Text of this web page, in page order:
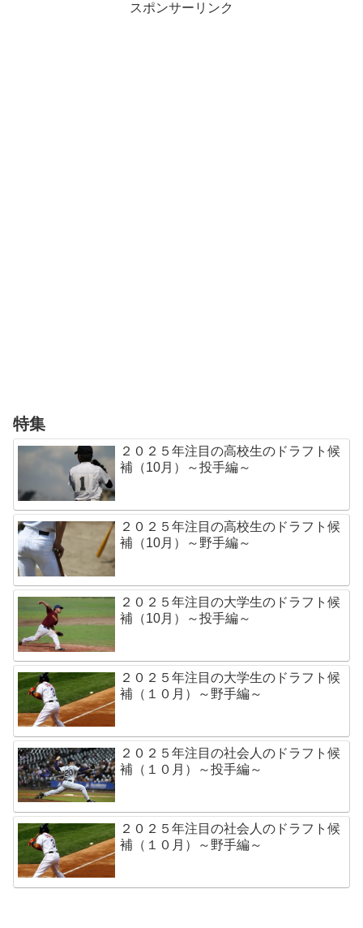
スポンサーリンク
特集
２０２５年注目の高校生のドラフト候
補（10月）～投手編～
２０２５年注目の高校生のドラフト候
補（10月）～野手編～
２０２５年注目の大学生のドラフト候
補（10月）～投手編～
２０２５年注目の大学生のドラフト候
補（１０月）～野手編～
２０２５年注目の社会人のドラフト候
補（１０月）～投手編～
２０２５年注目の社会人のドラフト候
補（１０月）～野手編～